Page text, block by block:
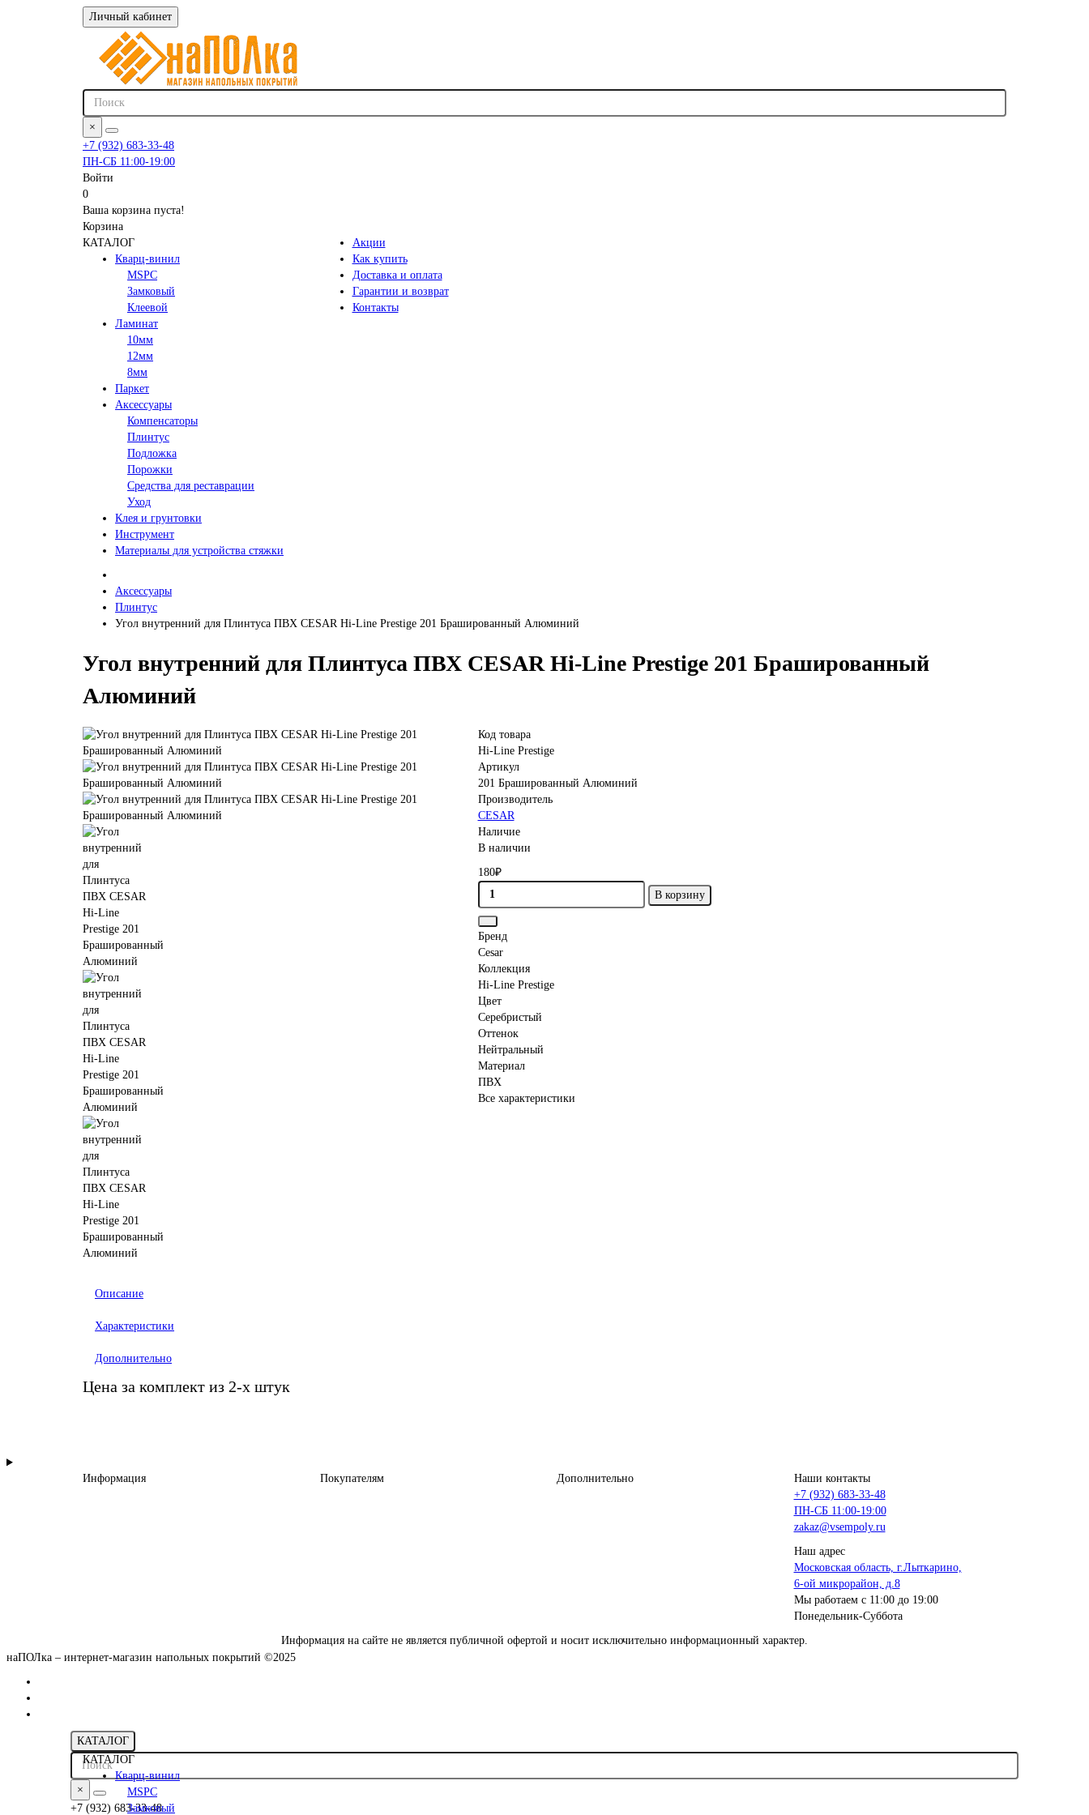
Личный кабинет
×
+7 (932) 683-33-48
ПН-СБ 11:00-19:00
Войти
0
Ваша корзина пуста!
Корзина
КАТАЛОГ
Кварц-винил
MSPC
Замковый
Клеевой
Ламинат
10мм
12мм
8мм
Паркет
Аксессуары
Компенсаторы
Плинтус
Подложка
Порожки
Средства для реставрации
Уход
Клея и грунтовки
Инструмент
Материалы для устройства стяжки
Акции
Как купить
Доставка и оплата
Гарантии и возврат
Контакты
Аксессуары
Плинтус
Угол внутренний для Плинтуса ПВХ CESAR Hi-Line Prestige 201 Брашированный Алюминий
Угол внутренний для Плинтуса ПВХ CESAR Hi-Line Prestige 201 Брашированный
Алюминий
Код товара
Hi-Line Prestige
Артикул
201 Брашированный Алюминий
Производитель
CESAR
Наличие
В наличии
180₽
В корзину
Бренд
Cesar
Коллекция
Hi-Line Prestige
Цвет
Серебристый
Оттенок
Нейтральный
Материал
ПВХ
Все характеристики
Описание
Характеристики
Дополнительно
Цена за комплект из 2-х штук
Информация Покупателям Дополнительно
Наши контакты
+7 (932) 683-33-48
ПН-СБ 11:00-19:00
zakaz@vsempoly.ru
Наш адрес
Московская область, г.Лыткарино,
6-ой микрорайон, д.8
Мы работаем с 11:00 до 19:00
Понедельник-Суббота
Информация на сайте не является публичной офертой и носит исключительно информационный характер.
наПОЛка – интернет-магазин напольных покрытий ©2025
КАТАЛОГ
КАТАЛОГ
Кварц-винил
MSPC
Замковый
×
+7 (932) 683-33-48